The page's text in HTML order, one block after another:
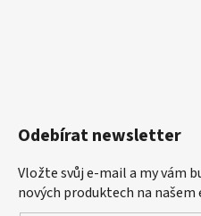
Odebírat newsletter
Vložte svůj e-mail a my vám
nových produktech na našem